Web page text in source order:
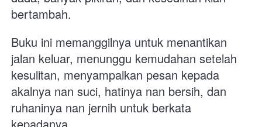
bertambah.
Buku ini memanggilnya untuk menantikan
jalan keluar, menunggu kemudahan setelah
kesulitan, menyampaikan pesan kepada
akalnya nan suci, hatinya nan bersih, dan
ruhaninya nan jernih untuk berkata